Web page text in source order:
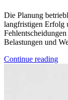
Die Planung
langfristigen Erfolg
Belastungen und
Continue reading